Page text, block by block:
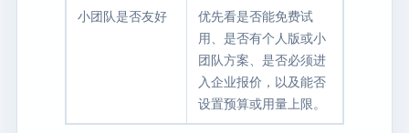
小团队是否友好
优先看是否能免费试
用、是否有个人版或小
团队方案、是否必须进
入企业报价，以及能否
设置预算或用量上限。